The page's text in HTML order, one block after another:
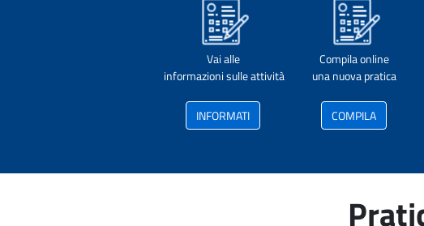
Vai alle
informazioni sulle attività
INFORMATI
Compila online
una nuova pratica
COMPILA